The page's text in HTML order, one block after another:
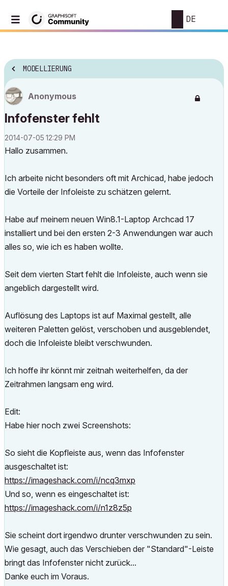
DE
MODELLIERUNG
Anonymous
Infofenster fehlt
‎2014-07-05 12:29 PM
Hallo zusammen.
Ich arbeite nicht besonders oft mit Archicad, habe jedoch
die Vorteile der Infoleiste zu schätzen gelernt.
Habe auf meinem neuen Win8.1-Laptop Archcad 17
installiert und bei den ersten 2-3 Anwendungen war auch
alles so, wie ich es haben wollte.
Seit dem vierten Start fehlt die Infoleiste, auch wenn sie
angeblich dargestellt wird.
Auflösung des Laptops ist auf Maximal gestellt, alle
weiteren Paletten gelöst, verschoben und ausgeblendet,
doch die Infoleiste bleibt verschwunden.
Ich hoffe ihr könnt mir zeitnah weiterhelfen, da der
Zeitrahmen langsam eng wird.
Edit:
Habe hier noch zwei Screenshots:
So sieht die Kopfleiste aus, wenn das Infofenster
ausgeschaltet ist:
https://imageshack.com/i/ncq3mxp
Und so, wenn es eingeschaltet ist:
https://imageshack.com/i/n1z8z5p
Sie scheint dort irgendwo drunter verschwunden zu sein.
Wie gesagt, auch das Verschieben der "Standard"-Leiste
bringt das Infofenster nicht zurück...
Danke euch im Voraus.